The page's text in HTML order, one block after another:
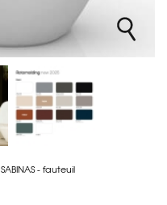
SABINAS - fauteuil